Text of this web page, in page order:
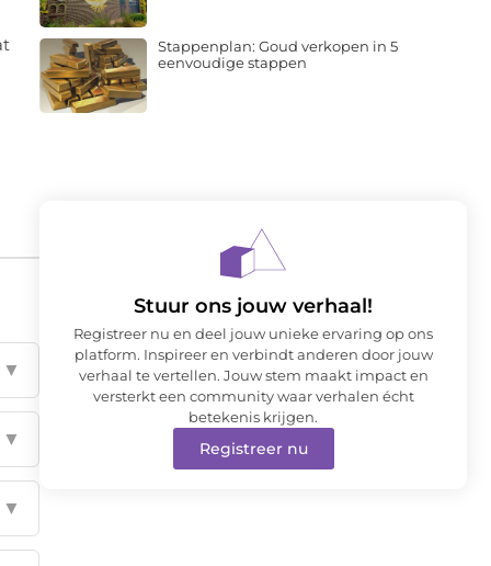
▼
▼
▼
Stappenplan: Goud verkopen in 5
eenvoudige stappen
Stuur ons jouw verhaal!
Registreer nu en deel jouw unieke ervaring op ons
platform. Inspireer en verbindt anderen door jouw
verhaal te vertellen. Jouw stem maakt impact en
versterkt een community waar verhalen écht
betekenis krijgen.
Registreer nu